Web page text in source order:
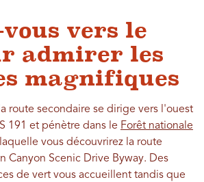
vers le
admirer les
magnifiques
route secondaire se dirige vers l'ouest
191 et pénètre dans le Forêt nationale
vous découvrirez la route
Canyon Scenic Drive Byway. Des
de vert vous accueillent tandis que